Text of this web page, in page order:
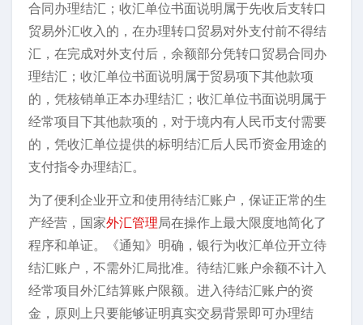
合同办理结汇；收汇单位书面说明属于先收后支转口
贸易外汇收入的，在办理转口贸易对外支付前不得结
汇，在完成对外支付后，余额部分凭转口贸易合同办
理结汇；收汇单位书面说明属于贸易项下其他款项
的，凭核销单正本办理结汇；收汇单位书面说明属于
经常项目下其他款项的，对于境内有人民币支付需要
的，凭收汇单位提供的标明结汇后人民币资金用途的
支付指令办理结汇。
为了便利企业开立和使用待结汇账户，保证正常的生
产经营，国家外汇管理局在操作上最大限度地简化了
程序和单证。《通知》明确，银行为收汇单位开立待
结汇账户，不需外汇局批准。待结汇账户余额不计入
经常项目外汇结算账户限额。进入待结汇账户的资
金，原则上只要能够证明真实交易背景即可办理结